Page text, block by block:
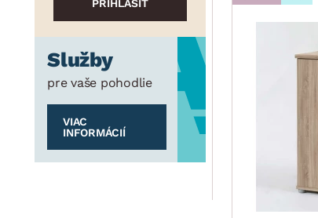
Služby
pre vaše pohodlie
VIAC
INFORMÁCIÍ